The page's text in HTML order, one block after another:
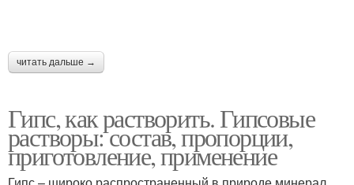
читать дальше →
Гипс, как растворить. Гипсовые
растворы: состав, пропорции,
приготовление, применение